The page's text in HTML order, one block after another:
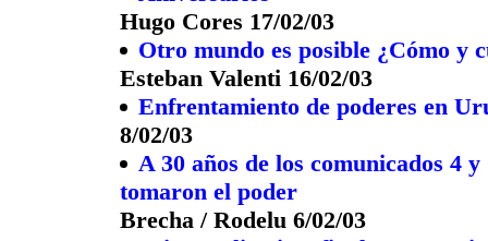
Hugo Cores 17/02/03
Otro mundo es posible ¿Cómo y
Esteban Valenti 16/02/03
Enfrentamiento de poderes en
8/02/03
A 30 años de los comunicados 4
tomaron el poder
Brecha / Rodelu 6/02/03